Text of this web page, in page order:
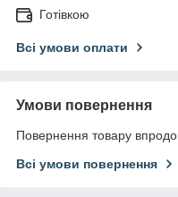
Готівкою
Всі умови оплати
Умови повернення
Повернення товару
Всі умови повернення